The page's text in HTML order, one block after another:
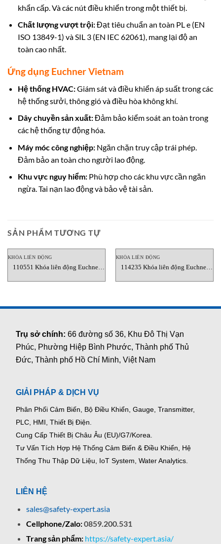
khẩn cấp. Và các nút điều khiển trong một thiết bị.
Chất lượng vượt trội:Đạt tiêu chuẩn an toàn PL e (EN
ISO 13849-1) và SIL 3 (EN IEC 62061), mang lại độ an
toàn cao nhất.
Ứng dụng Euchner Vietnam
Hệ thống HVAC:Giám sát và điều khiển áp suất trong các
hệ thống sưởi, thông gió và điều hòa không khí.
Dây chuyền sản xuất:Đảm bảo kiểm soát an toàn trong
các hệ thống tự động hóa.
Máy móc công nghiệp:Ngăn chặn truy cập trái phép.
Đảm bảo an toàn cho người lao động.
Khu vực nguy hiểm:Phù hợp cho các khu vực cần ngăn
ngừa. Tai nạn lao động và bảo vệ tài sản.
SẢN PHẨM TƯƠNG TỰ
KHÓA LIÊN ĐỘNG
110551 Khóa liên động Euchner
KHÓA LIÊN ĐỘNG
114235 Khóa liên động Euchner
Trụ sở chính:66 đường số 36, Khu Đô Thị Vạn
Phúc, Phường Hiệp Bình Phước, Thành phố Thủ
Đức, Thành phố Hồ Chí Minh, Việt Nam
GIẢI PHÁP & DỊCH VỤ
Phân Phối Cảm Biến, Bộ Điều Khiển, Gauge, Transmitter,
PLC, HMI, Thiết Bị Điện.
Cung Cấp Thiết Bị Châu Âu (EU)/G7/Korea.
Tư Vấn Tích Hợp Hệ Thống Cảm Biến & Điều Khiển, Hệ
Thống Thu Thập Dữ Liệu, IoT System, Water Analytics.
LIÊN HỆ
sales@safety-expert.asia
Cellphone/Zalo:0859.200.531
Trang sản phẩm: https://safety-expert.asia/